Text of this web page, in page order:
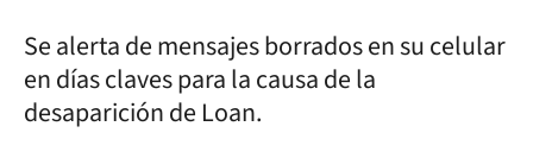
Se alerta de mensajes borrados en su celular
en días claves para la causa de la
desaparición de Loan.